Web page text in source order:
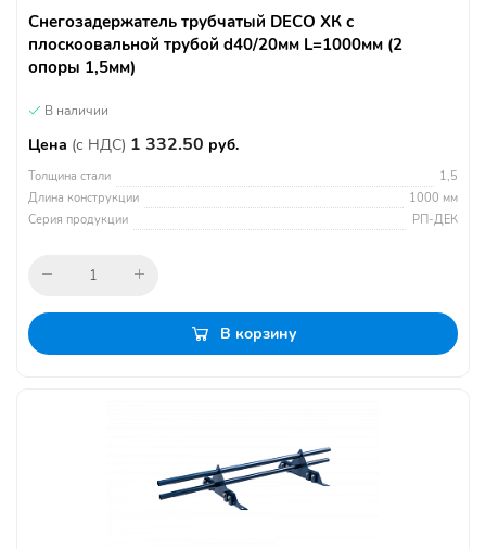
Снегозадержатель трубчатый DECO ХК с
плоскоовальной трубой d40/20мм L=1000мм (2
опоры 1,5мм)
В наличии
Цена (с НДС) 1 332.50 руб.
Толщина стали
1,5
Длина конструкции
1000 мм
Серия продукции
РП-ДЕК
В корзину